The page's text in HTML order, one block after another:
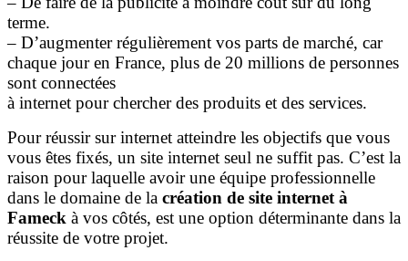
terme.
– D’augmenter régulièrement vos parts de marché, car
chaque jour en France, plus de 20 millions de personnes
sont connectées
à internet pour chercher des produits et des services.
Pour réussir sur internet atteindre les objectifs que vous
vous êtes fixés, un site internet seul ne suffit pas. C’est la
raison pour laquelle avoir une équipe professionnelle
dans le domaine de la création de site internet à
Fameck à vos côtés, est une option déterminante dans la
réussite de votre projet.